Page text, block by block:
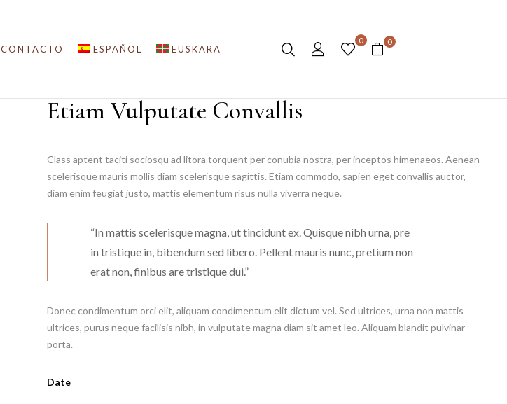
CONTACTO ESPAÑOL EUSKARA
0 0
Etiam Vulputate Convallis
Class aptent taciti sociosqu ad litora torquent per conubia nostra, per inceptos himenaeos. Aenean
scelerisque mauris mollis diam scelerisque sagittis. Etiam commodo, sapien eget convallis auctor,
diam enim feugiat justo, mattis elementum risus nulla viverra neque.
“In mattis scelerisque magna, ut tincidunt ex. Quisque nibh urna, pre
in tristique in, bibendum sed libero. Pellent mauris nunc, pretium non
erat non, finibus are tristique dui.”
Donec condimentum orci elit, aliquam condimentum elit dictum vel. Sed ultrices, urna non mattis
ultrices, purus neque facilisis nibh, in vulputate magna diam sit amet leo. Aliquam blandit pulvinar
porta.
Date